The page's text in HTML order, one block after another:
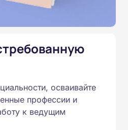
по всем
N 534 в
Федеральными
стандартами
образования.
и дипломы о
осваивайте
профессии и
к ведущим